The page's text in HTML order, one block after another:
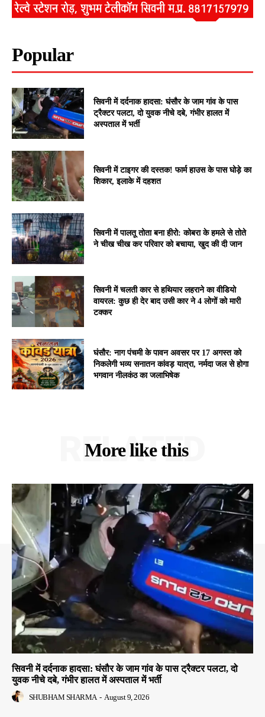
Popular
सिवनी में दर्दनाक हादसा: घंसौर के जाम गांव के पास
ट्रैक्टर पलटा, दो युवक नीचे दबे, गंभीर हालत में
अस्पताल में भर्ती
सिवनी में टाइगर की दस्तक! फार्म हाउस के पास घोड़े का
शिकार, इलाके में दहशत
सिवनी में पालतू तोता बना हीरो: कोबरा के हमले से तोते
ने चीख चीख कर परिवार को बचाया, खुद की दी जान
सिवनी में चलती कार से हथियार लहराने का वीडियो
वायरल: कुछ ही देर बाद उसी कार ने 4 लोगों को मारी
टक्कर
घंसौर: नाग पंचमी के पावन अवसर पर 17 अगस्त को
निकलेगी भव्य सनातन कांवड़ यात्रा, नर्मदा जल से होगा
भगवान नीलकंठ का जलाभिषेक
More like this
RELATED
सिवनी में दर्दनाक हादसा: घंसौर के जाम गांव के पास ट्रैक्टर पलटा, दो
युवक नीचे दबे, गंभीर हालत में अस्पताल में भर्ती
SHUBHAM SHARMA - August 9, 2026